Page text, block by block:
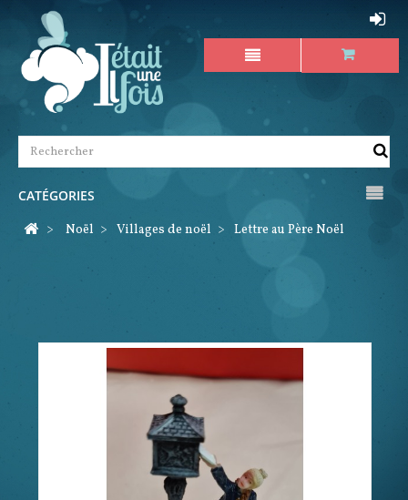
CATÉGORIES
>
Noël > Villages de noël > Lettre au Père Noël